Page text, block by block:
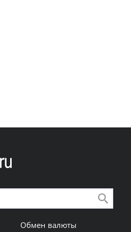
Обмен валюты